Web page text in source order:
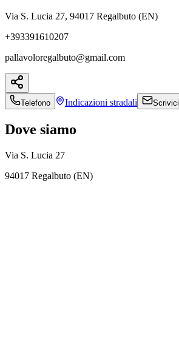
Via S. Lucia 27, 94017 Regalbuto (EN)
+393391610207
pallavoloregalbuto@gmail.com
Telefono Indicazioni stradali Scrivici
Dove siamo
Via S. Lucia 27
94017 Regalbuto (EN)